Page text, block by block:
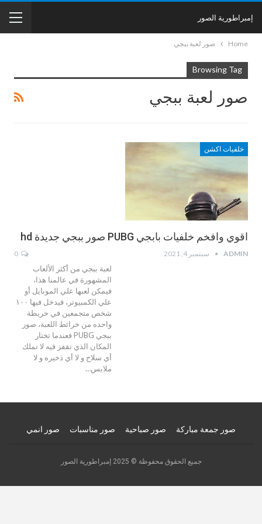
إمبراطورية الصور
Home صور لعبة ببجي
Browsing Tag
صور لعبة ببجي
خلفيات اكشن
اقوي وافخم خلفيات بابجي PUBG صور ببجي جديدة hd
ADMIN سبتمبر 4, 2021
لعبة ببجي من أكثر الألعاب
المشهورة في عالمنا هذا،
فيمكن لعبها علي الموبايل أو
علي الكمبيوتر، فيدخل فيها ١٠٠
شخص متجمعين في خريطة
واحده من خرائط اللعبة، صور
ببجي PUBG فعندما تختار
المكان الذي تقفز فيه لا تملك
أي سلاح و لا أي ذخيره و لا
ملابس…
صور جمعة مباركة صور صباحية صور مناسبات صور انمي
جميع الحقوق محفوظة © 2025 إمبراطورية الصور